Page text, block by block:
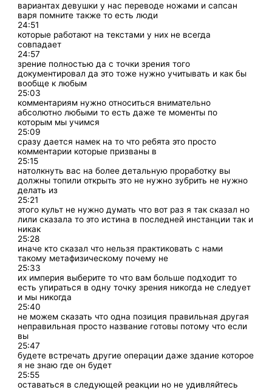
вариантах девушки у нас переводе ножами и сапсан
варя помните также то есть люди
24:51
которые работают на текстами у них не всегда
совпадает
24:57
зрение полностью да с точки зрения того
документировал да это тоже нужно учитывать и как бы
вообще к любым
25:03
комментариям нужно относиться внимательно
абсолютно любыми то есть даже те моменты по
которым мы учимся
25:09
сразу дается намек на то что ребята это просто
комментарии которые призваны в
25:15
натолкнуть вас на более детальную проработку вы
должны топили открыть это не нужно зубрить не нужно
делать из
25:21
этого культ не нужно думать что вот раз я так сказал но
лили сказала то это истина в последней инстанции так и
никак
25:28
иначе кто сказал что нельзя практиковать с нами
такому метафизическому почему не
25:33
их империя выберите то что вам больше подходит то
есть упираться в одну точку зрения никогда не следует
и мы никогда
25:40
не можем сказать что одна позиция правильная другая
неправильная просто название готовы потому что если
вы
25:47
будете встречать другие операции даже здание которое
я не знаю где он будет
25:55
оставаться в следующей реакции но не удивляйтесь